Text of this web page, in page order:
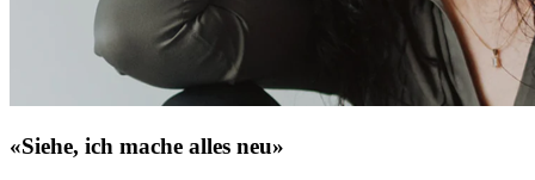
«Siehe, ich mache alles neu»